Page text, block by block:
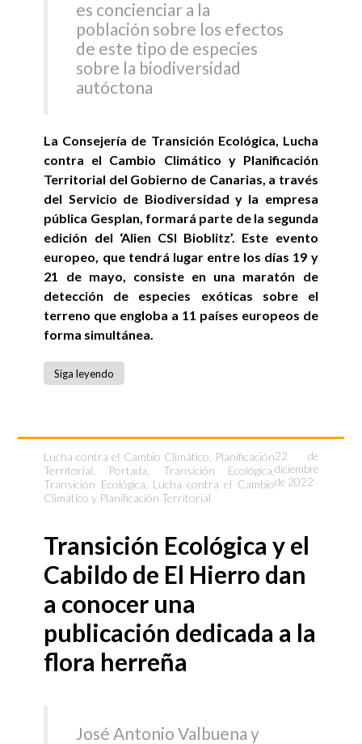
es concienciar a la
población sobre los efectos
de este tipo de especies
sobre la biodiversidad
autóctona
La Consejería de Transición Ecológica, Lucha
contra el Cambio Climático y Planificación
Territorial del Gobierno de Canarias, a través
del Servicio de Biodiversidad y la empresa
pública Gesplan, formará parte de la segunda
edición del ‘Alien CSI Bioblitz’. Este evento
europeo, que tendrá lugar entre los días 19 y
21 de mayo, consiste en una maratón de
detección de especies exóticas sobre el
terreno que engloba a 11 países europeos de
forma simultánea.
Siga leyendo
Lucha contra el Cambio Climático Planificación
Territorial
Portada Transición Ecológica
Transición Ecológica, Lucha contra el Cambio
Climático y Planificación Territorial
22 de
diciembre
de 2022
Transición Ecológica y el
Cabildo de El Hierro dan
a conocer una
publicación dedicada a la
flora herreña
José Antonio Valbuena y